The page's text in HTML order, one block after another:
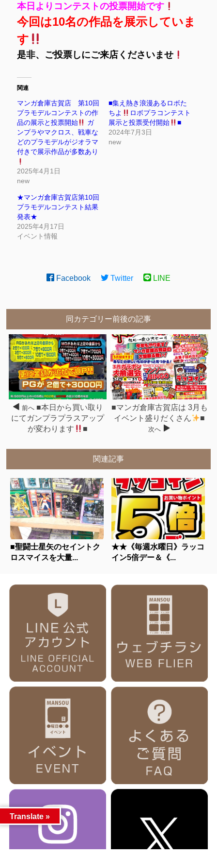
本日よりコンテストの投票開始です
今回は10名の作品を展示していま
す
是非、ご投票しにご来店くださいませ
関連
マンガ倉庫古賀店 第10回
プラモデルコンテストの作
品の展示と投票開始
ガ
ンプラやマクロス、戦車な
どのプラモデルがジオラマ
付きで展示作品が多数あり
2025年4月1日
new
■集え熱き浪漫あるロボた
ちよ
ロボプラコンテスト
展示と投票受付開始
■
2024年7月3日
new
★マンガ倉庫古賀店第10回
プラモデルコンテスト結果
発表★
2025年4月17日
イベント情報
Facebook Twitter LINE
同カテゴリー前後の記事
前へ ■本日から買い取り
にてガンプラプラスアップ
が変わります
■
■マンガ倉庫古賀店は 3月も
イベント盛りだくさん
■
次へ
関連記事
■聖闘士星矢のセイントク
ロスマイスを大量...
★★《毎週水曜日》ラッコ
イン5倍デー＆《...
Translate »